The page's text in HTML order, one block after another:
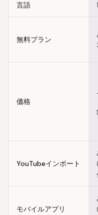
言語
無料プラン
価格
YouTubeインポート
モバイルアプリ